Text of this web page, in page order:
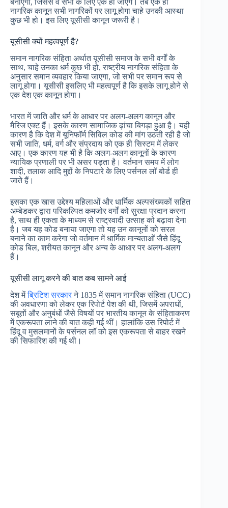
बनाएगी, जिससे वे सभी के लिए एक हो जाएंगे। तब एक ही
नागरिक कानून सभी नागरिकों पर लागू होगा चाहे उनकी आस्था
कुछ भी हो। इस लिए यूसीसी कानून जरूरी है।
यूसीसी क्यों महत्वपूर्ण है?
समान नागरिक संहिता अर्थात यूसीसी समाज के सभी वर्गों के
साथ, चाहे उनका धर्म कुछ भी हो, राष्ट्रीय नागरिक संहिता के
अनुसार समान व्यवहार किया जाएगा, जो सभी पर समान रूप से
लागू होगा। यूसीसी इसलिए भी महत्वपूर्ण है कि इसके लागू होने से
एक देश एक कानून होगा।
भारत में जाति और धर्म के आधार पर अलग-अलग कानून और
मैरिज एक्ट हैं। इसके कारण सामाजिक ढ़ांचा बिगड़ा हुआ है। यही
कारण है कि देश में यूनिफॉर्म सिविल कोड की मांग उठती रही है जो
सभी जाति, धर्म, वर्ग और संप्रदाय को एक ही सिस्टम में लेकर
आए। एक कारण यह भी है कि अलग-अलग कानूनों के कारण
न्यायिक प्रणाली पर भी असर पड़ता है। वर्तमान समय में लोग
शादी, तलाक आदि मुद्दों के निपटारे के लिए पर्सनल लॉ बोर्ड ही
जाते हैं।
इसका एक खास उद्देश्य महिलाओं और धार्मिक अल्पसंख्यकों सहित
अम्बेडकर द्वारा परिकल्पित कमजोर वर्गों को सुरक्षा प्रदान करना
है, साथ ही एकता के माध्यम से राष्ट्रवादी उत्साह को बढ़ावा देना
है। जब यह कोड बनाया जाएगा तो यह उन कानूनों को सरल
बनाने का काम करेगा जो वर्तमान में धार्मिक मान्यताओं जैसे हिंदू
कोड बिल, शरीयत कानून और अन्य के आधार पर अलग-अलग
हैं।
यूसीसी लागू करने की बात कब सामने आई
देश मेंब्रिटिश सरकारने 1835 में समान नागरिक संहिता (UCC)
की अवधारणा को लेकर एक रिपोर्ट पेश की थी, जिसमें अपराधों,
सबूतों और अनुबंधों जैसे विषयों पर भारतीय कानून के संहिताकरण
में एकरूपता लाने की बात कही गई थीं। हालांकि उस रिपोर्ट में
हिंदू व मुसलमानों के पर्सनल लॉ को इस एकरूपता से बाहर रखने
की सिफारिश की गई थी।